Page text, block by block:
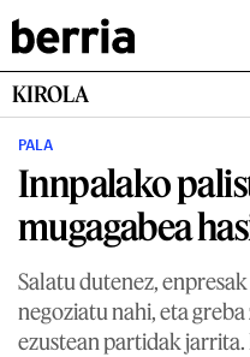
KIROLA
PALA
Innpalako
mugagabea
Salatu dutenez,
negoziatu nahi, eta
ezustean partidak